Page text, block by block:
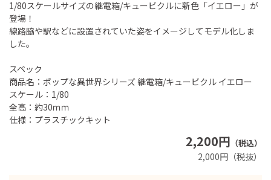
2,200円 （税込）
2,000円（税抜）
1/80スケールサイズの継電箱/キュービクルに新色「イエロー」が
登場！
線路脇や駅などに設置されていた姿をイメージしてモデル化しま
した。
スペック
商品名：ポップな異世界シリーズ 継電箱/キュービクル イエロー
スケール：1/80
全高：約30ｍｍ
仕様：プラスチックキット